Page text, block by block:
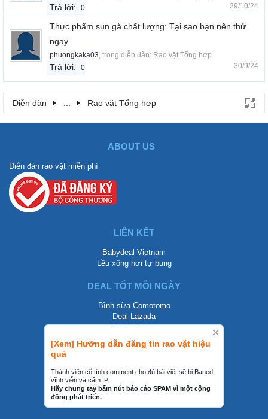
[Xem] Hưỡng dẫn đăng tin rao vặt hiệu
quả
Thành viên cố tình comment cho đủ bài viêt sẽ bị Baned
vĩnh viễn và cấm IP.
Hãy chung tay bấm nút báo cáo SPAM vì một cộng
đồng phát triển.
Trả lời: 0 29/10/24
Thực phẩm sụn gà chất lượng: Tại sao bạn nên thử
ngay
phuongkaka03 , trong diễn đàn: Rao vặt Tổng hợp
Trả lời: 0 30/9/24
Diễn đàn Rao vặt Tổng hợp
ABOUT US
Diễn đàn rao vặt miễn phí
LIÊN KẾT
Babydeal Vietnam
Lều xông hơi tự bung
DEAL TỐT MỖI NGÀY
Bình sữa Comotomo
Deal Lazada
Deal Shopee
LIÊN HỆ
0858002468
contact@mraovat.vn